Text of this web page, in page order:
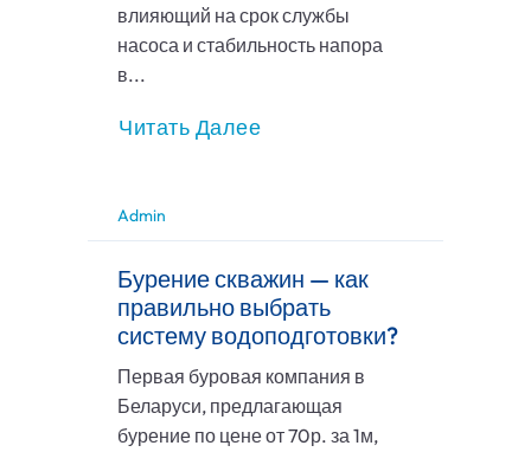
влияющий на срок службы
насоса и стабильность напора
в...
Читать Далее
Admin
Бурение скважин — как
правильно выбрать
систему водоподготовки?
Первая буровая компания в
Беларуси, предлагающая
бурение по цене от 70р. за 1м,